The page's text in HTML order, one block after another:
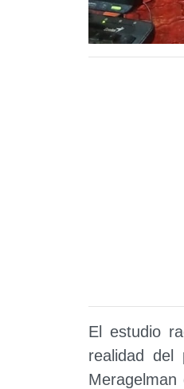
El estudio
realidad del
Meragelman